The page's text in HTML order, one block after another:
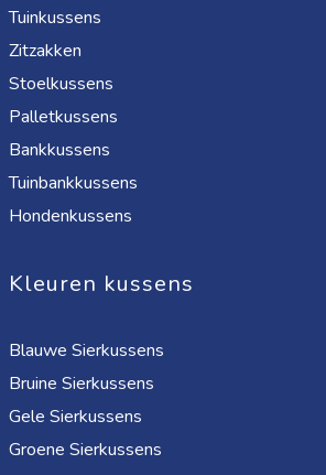
Tuinkussens
Zitzakken
Stoelkussens
Palletkussens
Bankkussens
Tuinbankkussens
Hondenkussens
Kleuren kussens
Blauwe Sierkussens
Bruine Sierkussens
Gele Sierkussens
Groene Sierkussens